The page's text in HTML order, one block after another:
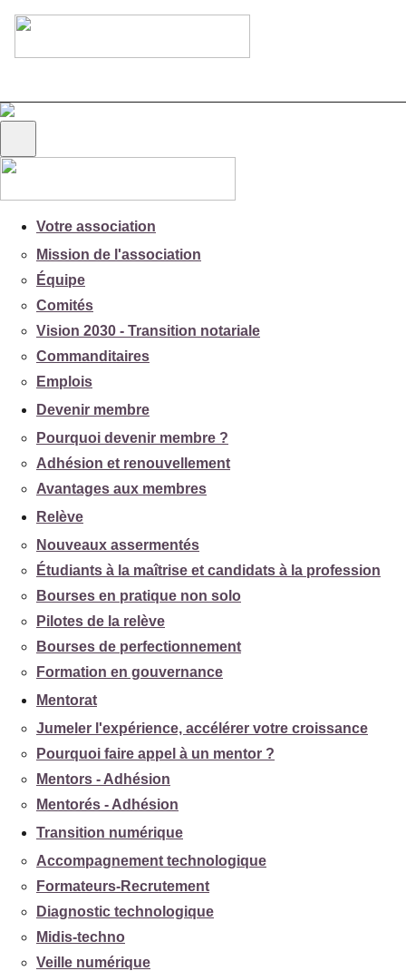
Votre association
Mission de l'association
Équipe
Comités
Vision 2030 - Transition notariale
Commanditaires
Emplois
Devenir membre
Pourquoi devenir membre ?
Adhésion et renouvellement
Avantages aux membres
Relève
Nouveaux assermentés
Étudiants à la maîtrise et candidats à la profession
Bourses en pratique non solo
Pilotes de la relève
Bourses de perfectionnement
Formation en gouvernance
Mentorat
Jumeler l'expérience, accélérer votre croissance
Pourquoi faire appel à un mentor ?
Mentors - Adhésion
Mentorés - Adhésion
Transition numérique
Accompagnement technologique
Formateurs-Recrutement
Diagnostic technologique
Midis-techno
Veille numérique